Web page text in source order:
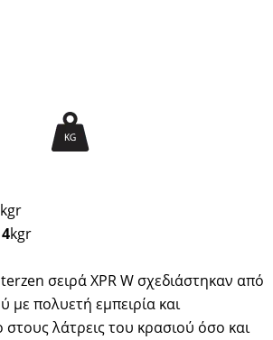
kgr
kgr
σειρά XPR W σχεδιάστηκαν από
με πολυετή εμπειρία και
λάτρεις του κρασιού όσο και